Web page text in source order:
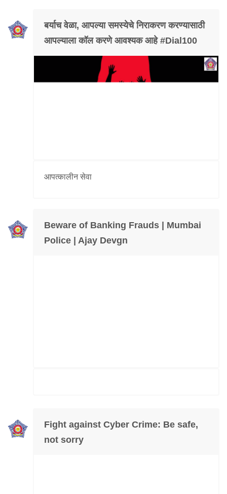
बर्याच वेळा, आपल्या समस्येचे निराकरण करण्यासाठी
आपल्याला कॉल करणे आवश्यक आहे #Dial100
आपत्कालीन सेवा
Beware of Banking Frauds | Mumbai
Police | Ajay Devgn
Fight against Cyber Crime: Be safe,
not sorry